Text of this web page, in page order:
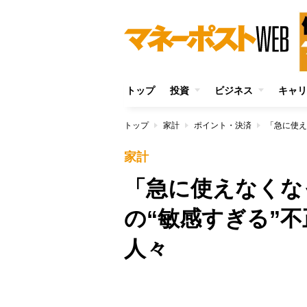
トップ 投資 ビジネス キャ
トップ 家計 ポイント・決済
家計
「急に使えなく
の“敏感すぎる”
人々